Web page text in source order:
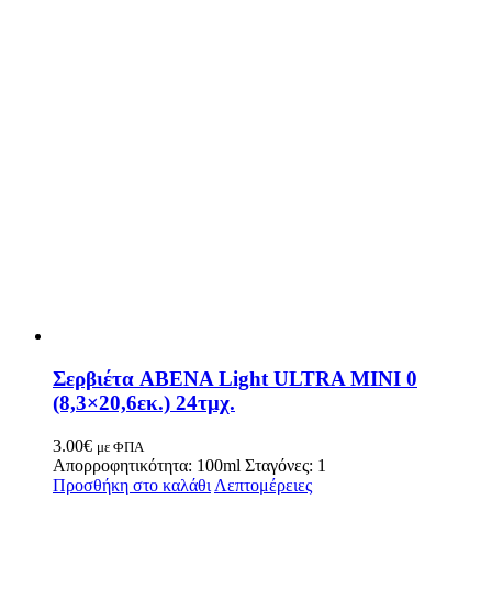
Σερβιέτα ABENA Light ULTRA MINI 0
(8,3×20,6εκ.) 24τμχ.
3.00€ με ΦΠΑ
Απορροφητικότητα: 100ml Σταγόνες: 1
Προσθήκη στο καλάθι Λεπτομέρειες